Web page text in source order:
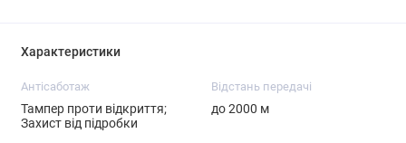
Характеристики
Антісаботаж
Тампер проти відкриття;
Захист від підробки
Відстань передачі
до 2000 м